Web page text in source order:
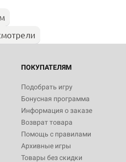
ПОКУПАТЕЛЯМ
Подобрать игру
Бонусная программа
Информация о заказе
Возврат товара
Помощь с правилами
Архивные игры
Товары без скидки